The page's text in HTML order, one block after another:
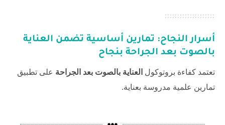
أسرار النجاح: تمارين أساسية تضمن العناية
بالصوت بعد الجراحة بنجاح
تعتمد كفاءة بروتوكول العناية بالصوت بعد الجراحة على تطبيق
تمارين علمية مدروسة بعناية.